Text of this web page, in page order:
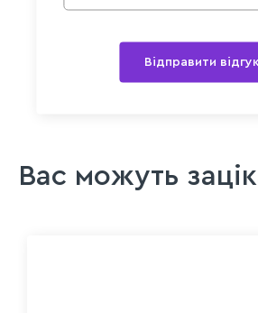
Відправити відгук
Вас можуть